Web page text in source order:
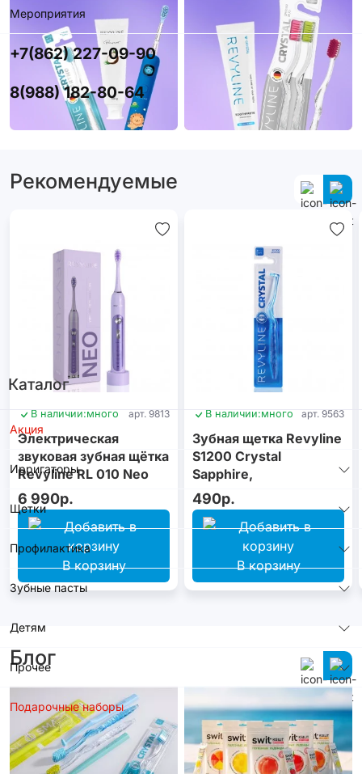
Мероприятия
+7(862) 227-09-90
8(988) 182-80-64
Каталог
Акция
Ирригаторы
Щетки
Профилактика
Зубные пасты
Детям
Прочее
Подарочные наборы
Рекомендуемые
В наличии:много арт. 9813
Электрическая
звуковая зубная щётка
Revyline RL 010 Neo
Violet
6 990р.
В корзину
В наличии:много арт. 9563
Зубная щетка Revyline
S1200 Crystal
Sapphire,
монопучковая
490р.
В корзину
Блог